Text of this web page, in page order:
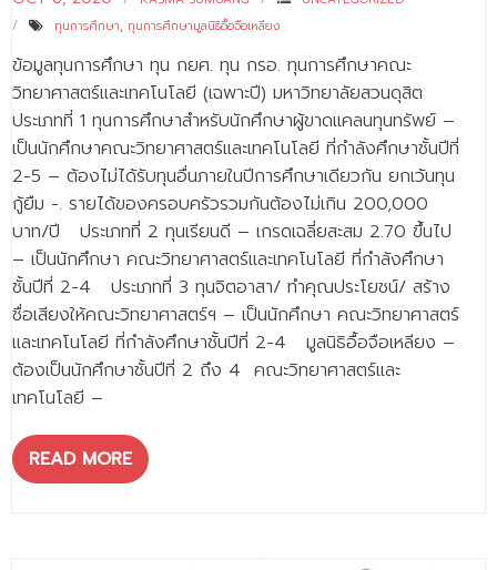
ทุนการศึกษา, ทุนการศึกษามูลนิธิอื้อจือเหลียง
ข้อมูลทุนการศึกษา ทุน กยศ. ทุน กรอ. ทุนการศึกษาคณะ
วิทยาศาสตร์และเทคโนโลยี (เฉพาะปี) มหาวิทยาลัยสวนดุสิต
ประเภทที่ 1 ทุนการศึกษาสำหรับนักศึกษาผู้ขาดแคลนทุนทรัพย์ –
เป็นนักศึกษาคณะวิทยาศาสตร์และเทคโนโลยี ที่กำลังศึกษาชั้นปีที่
2-5 – ต้องไม่ได้รับทุนอื่นภายในปีการศึกษาเดียวกัน ยกเว้นทุน
กู้ยืม -. รายได้ของครอบครัวรวมกันต้องไม่เกิน 200,000
บาท/ปี ประเภทที่ 2 ทุนเรียนดี – เกรดเฉลี่ยสะสม 2.70 ขึ้นไป
– เป็นนักศึกษา คณะวิทยาศาสตร์และเทคโนโลยี ที่กำลังศึกษา
ชั้นปีที่ 2-4 ประเภทที่ 3 ทุนจิตอาสา/ ทำคุณประโยชน์/ สร้าง
ชื่อเสียงให้คณะวิทยาศาสตร์ฯ – เป็นนักศึกษา คณะวิทยาศาสตร์
และเทคโนโลยี ที่กำลังศึกษาชั้นปีที่ 2-4 มูลนิธิอื้อจือเหลียง –
ต้องเป็นนักศึกษาชั้นปีที่ 2 ถึง 4 คณะวิทยาศาสตร์และ
เทคโนโลยี –
READ MORE